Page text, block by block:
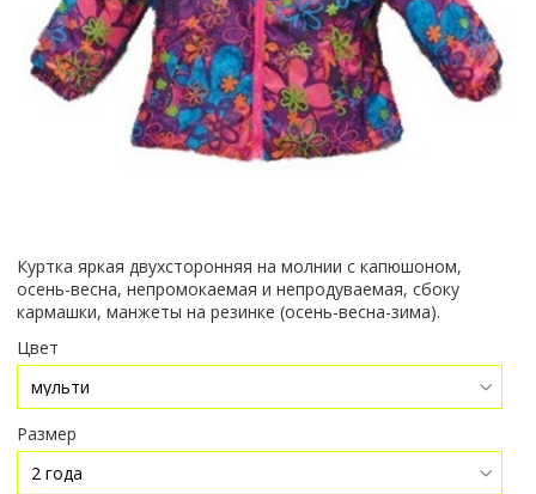
Куртка яркая двухсторонняя на молнии с капюшоном,
осень-весна, непромокаемая и непродуваемая, сбоку
кармашки, манжеты на резинке (осень-весна-зима).
Цвет
Размер